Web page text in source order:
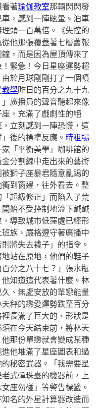
看著瑜伽教室那輛閃閃發
，感到一陣眩暈。泊車
頭一百萬倍。《失控的
他那張覆蓋著七層舊報
，而是因為屋頂傳來了
緊急！今日星座運勢超
於月球剛剛打了一個噴
教學昨日的百分之九十九
廣播員的聲音聽起來像
，充滿了戲劇性的絕
立刻感到一陣恐慌，這
後的標準反應。 時租場
「平衡美學」咖啡館的
分割線中走出來的藝術
獅子座暴君隨意亂踢的
到窗邊，往外看去。整
超級修正」而陷入了荒
始不受控制地流下鹹鹹
導致城市低窪處已經形
族，嚴格遵守著廣播中
將失去襪子」的指令。
站在原地，他們的鞋子
分之八十七？」張水瓶
知道這代表著什麼。林
、無處安放的單戀能量
秤的戀愛運勢跌至百分
長滿了巨大的、形狀是
在今天結束前，將林天
那份單戀就會變成某種
他堆滿了星座圖表和過
秘密武器。「我需要星
式彈珠臺的機器前，上
座勿碰」等警告標籤。
名的外星計算器改造而